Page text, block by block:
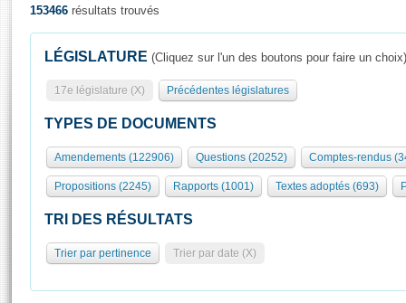
Présidence
577 députés
Groupes politiques
Séance publique
Commissions et autres organes
Europe et International
Pétitions
Rôle et pouvoirs de l'Assemblée
Organisation de l'Assemblée
Présidence Conférence des Présidents Bureau Collège des
Statistiques et chiffres clés
Visiter l'Assemblée
Visite virtuelle du palais Bourbon
Assister à une séance
153466 résultats trouvés
LÉGISLATURE (Cliquez sur l'un des boutons pour faire un choix)
17e législature (X) Précédentes législatures
TYPES DE DOCUMENTS
Amendements (122906) Questions (20252) Comptes-rendus
Propositions (2245) Rapports (1001) Textes adoptés (693)
TRI DES RÉSULTATS
Trier par pertinence Trier par date (X)